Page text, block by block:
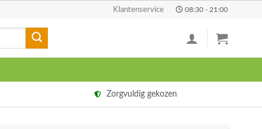
Klantenservice 08:30 - 21:00
Zorgvuldig gekozen